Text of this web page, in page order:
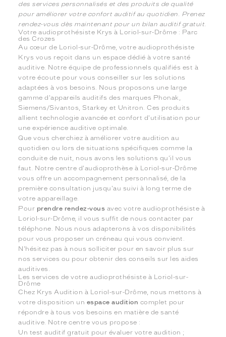
des services personnalisés et des produits de qualité
pour améliorer votre confort auditif au quotidien. Prenez
rendez-vous dès maintenant pour un bilan auditif gratuit.
Votre audioprothésiste Krys à Loriol-sur-Drôme : Parc
des Crozes
Au cœur de Loriol-sur-Drôme, votre audioprothésiste
Krys vous reçoit dans un espace dédié à votre santé
auditive. Notre équipe de professionnels qualifiés est à
votre écoute pour vous conseiller sur les solutions
adaptées à vos besoins. Nous proposons une large
gamme d'appareils auditifs des marques Phonak,
Siemens/Sivantos, Starkey et Unitron. Ces produits
allient technologie avancée et confort d'utilisation pour
une expérience auditive optimale.
Que vous cherchiez à améliorer votre audition au
quotidien ou lors de situations spécifiques comme la
conduite de nuit, nous avons les solutions qu'il vous
faut. Notre centre d'audioprothèse à Loriol-sur-Drôme
vous offre un accompagnement personnalisé, de la
première consultation jusqu'au suivi à long terme de
votre appareillage.
Pour prendre rendez-vous avec votre audioprothésiste à
Loriol-sur-Drôme, il vous suffit de nous contacter par
téléphone. Nous nous adapterons à vos disponibilités
pour vous proposer un créneau qui vous convient.
N'hésitez pas à nous solliciter pour en savoir plus sur
nos services ou pour obtenir des conseils sur les aides
auditives.
Les services de votre audioprothésiste à Loriol-sur-
Drôme
Chez Krys Audition à Loriol-sur-Drôme, nous mettons à
votre disposition un espace audition complet pour
répondre à tous vos besoins en matière de santé
auditive. Notre centre vous propose :
Un test auditif gratuit pour évaluer votre audition ;